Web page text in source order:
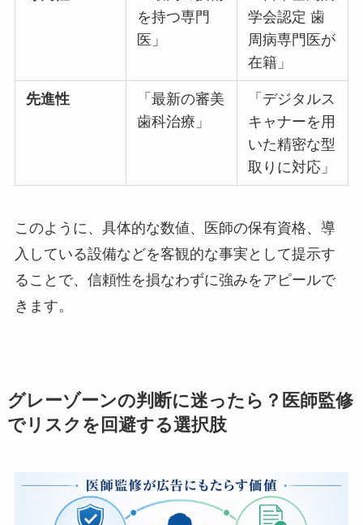
を持つ専門
医」
学会認定 歯
周病専門医が
在籍」
先進性
「最新の審美
歯科治療」
「デジタルス
キャナーを用
いた精密な型
取りに対応」
このように、具体的な数値、医師の保有資格、導
入している設備などを客観的な事実として提示す
ることで、信頼性を損なわずに強みをアピールで
きます。
グレーゾーンの判断に迷ったら？医師監修
でリスクを回避する選択肢